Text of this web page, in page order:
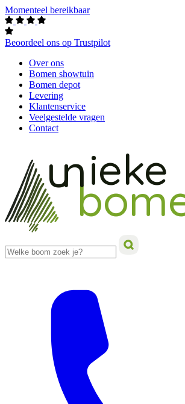
Momenteel bereikbaar
Beoordeel ons op Trustpilot
Over ons
Bomen showtuin
Bomen depot
Levering
Klantenservice
Veelgestelde vragen
Contact
unieke